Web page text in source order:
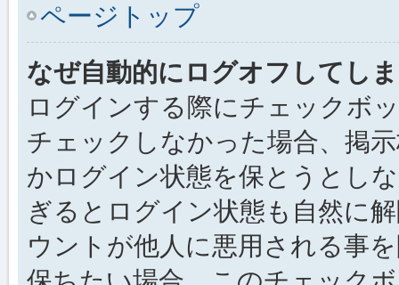
ページトップ
なぜ自動的にログオフしてし
ログインする際にチェックボ
チェックしなかった場合、掲
かログイン状態を保とうとし
ぎるとログイン状態も自然に
ウントが他人に悪用される事